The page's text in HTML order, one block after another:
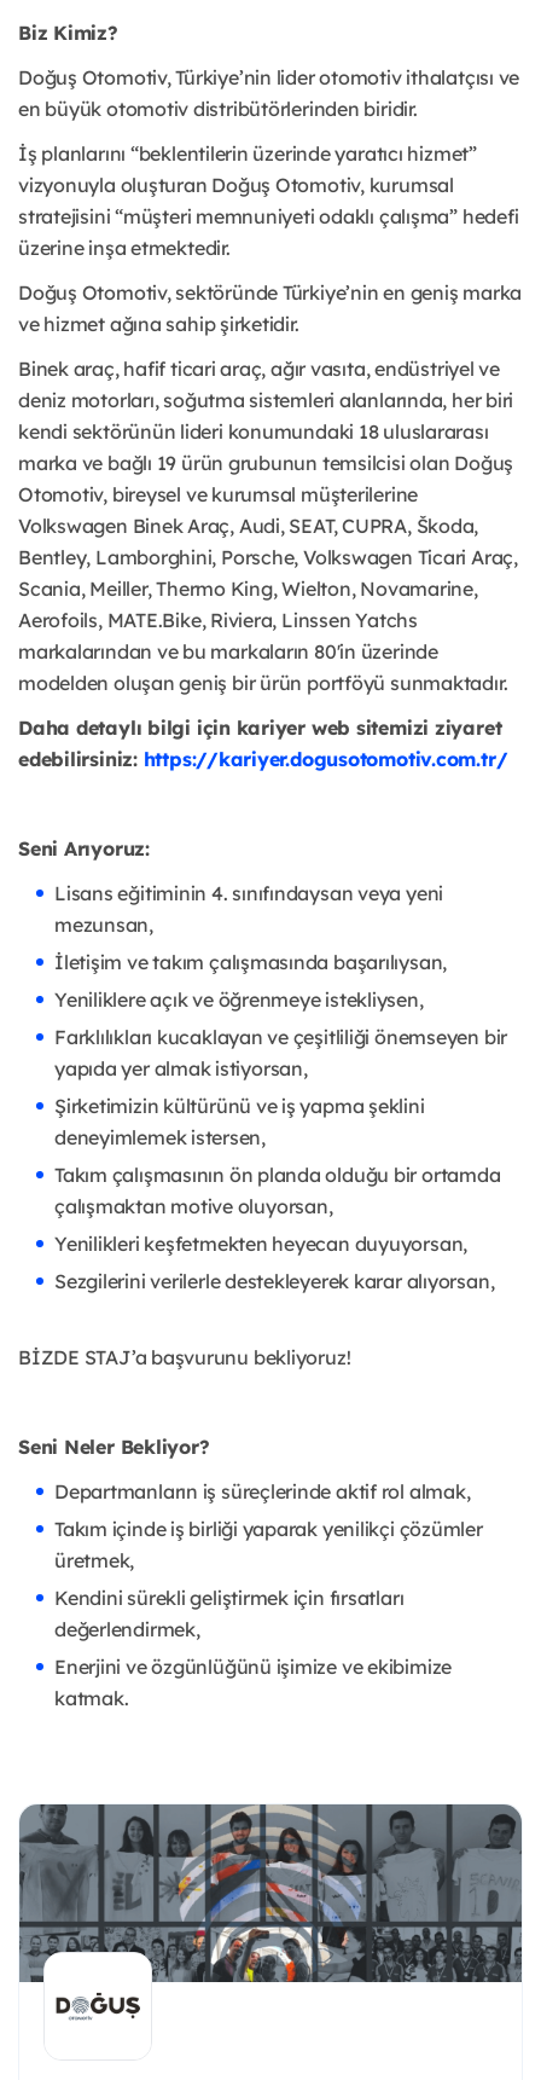
Biz Kimiz?
Doğuş Otomotiv, Türkiye’nin lider otomotiv ithalatçısı ve
en büyük otomotiv distribütörlerinden biridir.
İş planlarını “beklentilerin üzerinde yaratıcı hizmet”
vizyonuyla oluşturan Doğuş Otomotiv, kurumsal
stratejisini “müşteri memnuniyeti odaklı çalışma” hedefi
üzerine inşa etmektedir.
Doğuş Otomotiv, sektöründe Türkiye’nin en geniş marka
ve hizmet ağına sahip şirketidir.
Binek araç, hafif ticari araç, ağır vasıta, endüstriyel ve
deniz motorları, soğutma sistemleri alanlarında, her biri
kendi sektörünün lideri konumundaki 18 uluslararası
marka ve bağlı 19 ürün grubunun temsilcisi olan Doğuş
Otomotiv, bireysel ve kurumsal müşterilerine
Volkswagen Binek Araç, Audi, SEAT, CUPRA, Škoda,
Bentley, Lamborghini, Porsche, Volkswagen Ticari Araç,
Scania, Meiller, Thermo King, Wielton, Novamarine,
Aerofoils, MATE.Bike, Riviera, Linssen Yatchs
markalarından ve bu markaların 80'in üzerinde
modelden oluşan geniş bir ürün portföyü sunmaktadır.
Daha detaylı bilgi için kariyer web sitemizi ziyaret
edebilirsiniz: https://kariyer.dogusotomotiv.com.tr/
Seni Arıyoruz:
Lisans eğitiminin 4. sınıfındaysan veya yeni
mezunsan,
İletişim ve takım çalışmasında başarılıysan,
Yeniliklere açık ve öğrenmeye istekliysen,
Farklılıkları kucaklayan ve çeşitliliği önemseyen bir
yapıda yer almak istiyorsan,
Şirketimizin kültürünü ve iş yapma şeklini
deneyimlemek istersen,
Takım çalışmasının ön planda olduğu bir ortamda
çalışmaktan motive oluyorsan,
Yenilikleri keşfetmekten heyecan duyuyorsan,
Sezgilerini verilerle destekleyerek karar alıyorsan,
BİZDE STAJ’a başvurunu bekliyoruz!
Seni Neler Bekliyor?
Departmanların iş süreçlerinde aktif rol almak,
Takım içinde iş birliği yaparak yenilikçi çözümler
üretmek,
Kendini sürekli geliştirmek için fırsatları
değerlendirmek,
Enerjini ve özgünlüğünü işimize ve ekibimize
katmak.